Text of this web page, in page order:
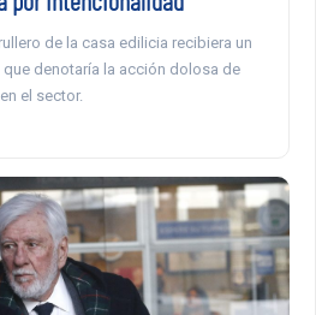
de la casa edilicia recibiera un
denotaría la acción dolosa de
el sector.